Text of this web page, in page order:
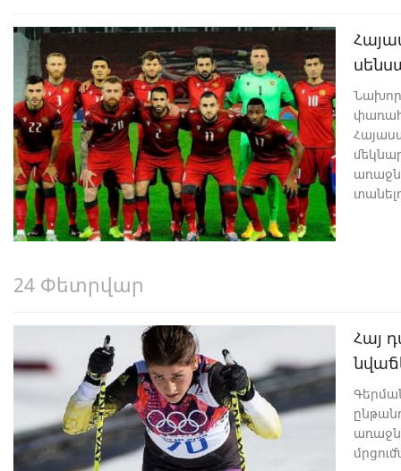
24 Փետրվար
Հայ